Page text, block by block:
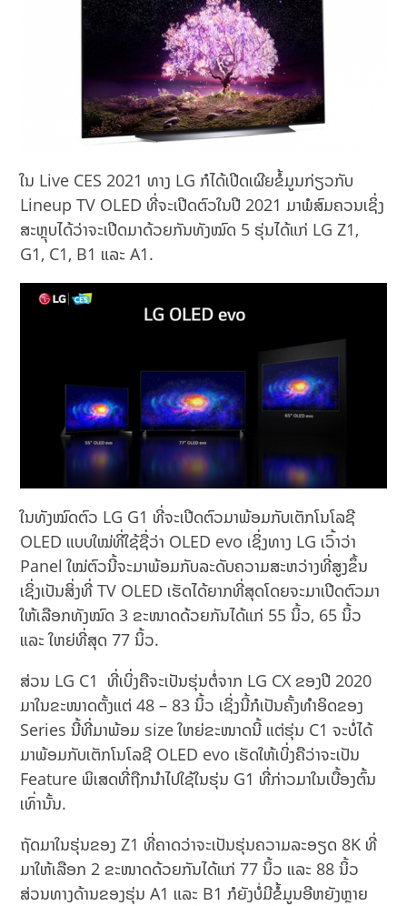
ໃນ Live CES 2021 ທາງ LG ກໍໄດ້ເປີດເຜີຍຂໍ້ມູນກ່ຽວກັບ
Lineup TV OLED ທີ່ຈະເປີດຕົວໃນປີ 2021 ມາພໍສົມຄວນເຊິ່ງ
ສະຫຼຸບໄດ້ວ່າຈະເປີດມາດ້ວຍກັນທັງໝົດ 5 ຮຸ່ນໄດ້ແກ່ LG Z1,
G1, C1, B1 ແລະ A1.
ໃນທັງໝົດຕົວ LG G1 ທີ່ຈະເປີດຕົວມາພ້ອມກັບເຕັກໂນໂລຊີ
OLED ແບບໃໝ່ທີ່ໃຊ້ຊື່ວ່າ OLED evo ເຊິ່ງທາງ LG ເວົ້າວ່າ
Panel ໃໝ່ຕົວນີ້ຈະມາພ້ອມກັບລະດັບຄວາມສະຫວ່າງທີ່ສູງຂຶ້ນ
ເຊິ່ງເປັນສິ່ງທີ່ TV OLED ເຮັດໄດ້ຍາກທີ່ສຸດໂດຍຈະມາເປີດຕົວມາ
ໃຫ້ເລືອກທັງໝົດ 3 ຂະໜາດດ້ວຍກັນໄດ້ແກ່ 55 ນິ້ວ, 65 ນິ້ວ
ແລະ ໃຫຍ່ທີ່ສຸດ 77 ນິ້ວ.
ສ່ວນ LG C1 ທີ່ເບິ່ງຄືຈະເປັນຮຸ່ນຕໍ່ຈາກ LG CX ຂອງປີ 2020
ມາໃນຂະໜາດຕັ້ງແຕ່ 48 – 83 ນິ້ວ ເຊິ່ງນີ້ກໍເປັນຄັ້ງທຳອິດຂອງ
Series ນີ້ທີ່ມາພ້ອມ size ໃຫຍ່ຂະໜາດນີ້ ແຕ່ຮຸ່ນ C1 ຈະບໍ່ໄດ້
ມາພ້ອມກັບເຕັກໂນໂລຊີ OLED evo ເຮັດໃຫ້ເບິ່ງຄືວ່າຈະເປັນ
Feature ພິເສດທີ່ຖືກນຳໄປໃຊ້ໃນຮຸ່ນ G1 ທີ່ກ່າວມາໃນເບື້ອງຕົ້ນ
ເທົ່ານັ້ນ.
ຖັດມາໃນຮຸ່ນຂອງ Z1 ທີ່ຄາດວ່າຈະເປັນຮຸ່ນຄວາມລະອຽດ 8K ທີ່
ມາໃຫ້ເລືອກ 2 ຂະໜາດດ້ວຍກັນໄດ້ແກ່ 77 ນິ້ວ ແລະ 88 ນິ້ວ
ສ່ວນທາງດ້ານຂອງຮຸ່ນ A1 ແລະ B1 ກໍຍັງບໍ່ມີຂໍ້ມູນອີຫຍັງຫຼາຍ